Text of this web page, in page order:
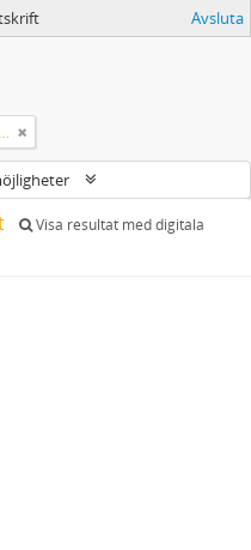
Avsluta
Codex Berggrenianus 20: Drusernas på Libanon heliga bok
Visa resultat med digitala